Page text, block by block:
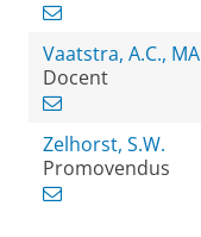
Vaatstra, A.C., MA
Docent
Zelhorst, S.W.
Promovendus